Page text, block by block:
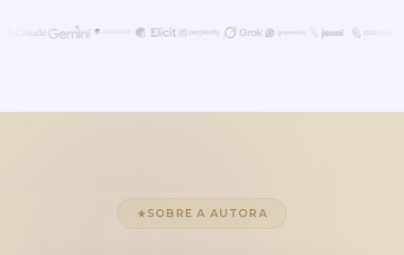
SOBRE A AUTORA